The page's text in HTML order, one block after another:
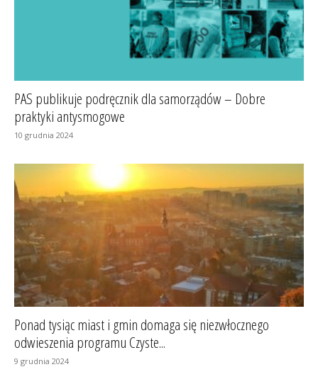
PAS publikuje podręcznik dla samorządów – Dobre
praktyki antysmogowe
10 grudnia 2024
Ponad tysiąc miast i gmin domaga się niezwłocznego
odwieszenia programu Czyste...
9 grudnia 2024